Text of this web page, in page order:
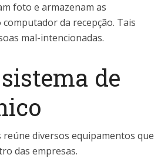
foto e armazenam as
da recepção. Tais
mal-intencionadas.
de
diversos equipamentos que
das empresas.